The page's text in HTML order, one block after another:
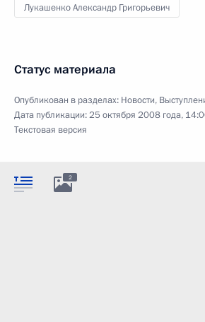
Лукашенко Александр Григорьевич
Статус материала
Опубликован в разделах: Новости,
Дата публикации:25 октября 2008 года,
Текстовая версия
2